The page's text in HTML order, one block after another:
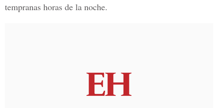
tempranas horas de la noche.